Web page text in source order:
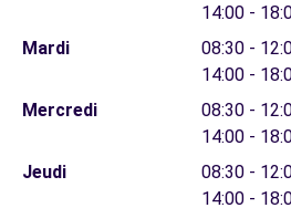
14:00 -
Mardi
08:30 -
14:00 -
Mercredi
08:30 -
14:00 -
Jeudi
08:30 -
14:00 -